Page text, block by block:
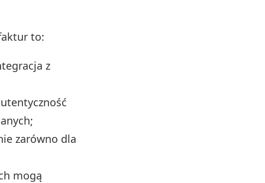
to:
z
zarówno dla
mogą